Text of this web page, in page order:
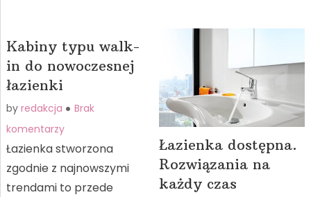
Kabiny typu walk-
in do nowoczesnej
łazienki
by redakcja
Brak
komentarzy
Łazienka stworzona
zgodnie z najnowszymi
trendami to przede
Łazienka dostępna.
Rozwiązania na
każdy czas